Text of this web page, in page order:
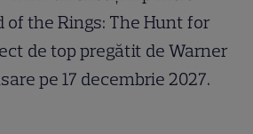
of the Rings: The Hunt for
de top pregătit de Warner
pe 17 decembrie 2027.